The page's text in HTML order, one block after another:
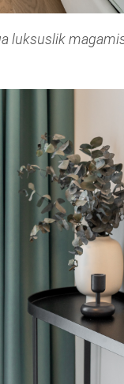
luksuslik